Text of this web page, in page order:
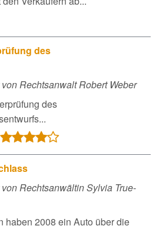
des
Rechtsanwalt Robert Weber
des
Rechtsanwältin Sylvia True-
haben 2008 ein Auto über die